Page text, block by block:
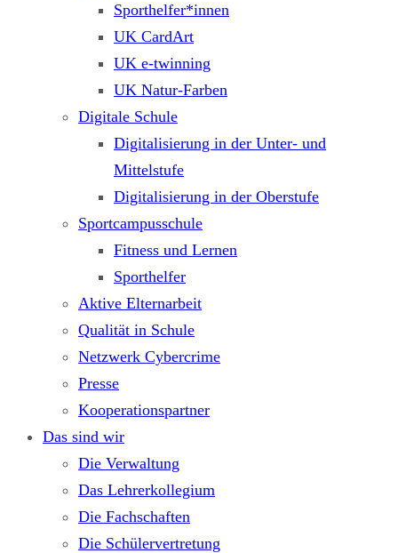
Sporthelfer*innen
UK CardArt
UK e-twinning
UK Natur-Farben
Digitale Schule
Digitalisierung in der Unter- und
Mittelstufe
Digitalisierung in der Oberstufe
Sportcampusschule
Fitness und Lernen
Sporthelfer
Aktive Elternarbeit
Qualität in Schule
Netzwerk Cybercrime
Presse
Kooperationspartner
Das sind wir
Die Verwaltung
Das Lehrerkollegium
Die Fachschaften
Die Schülervertretung